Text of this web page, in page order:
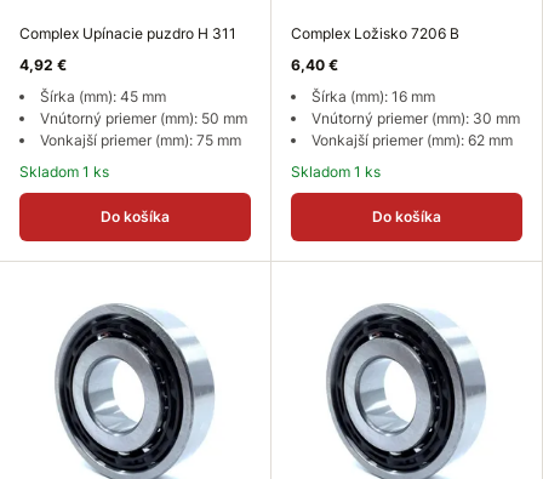
Complex Upínacie puzdro H 311
4,92 €
Šírka (mm): 45 mm
Vnútorný priemer (mm): 50 mm
Vonkajší priemer (mm): 75 mm
Skladom 1 ks
Do košíka
Complex Ložisko 7206 B
6,40 €
Šírka (mm): 16 mm
Vnútorný priemer (mm): 30 mm
Vonkajší priemer (mm): 62 mm
Skladom 1 ks
Do košíka